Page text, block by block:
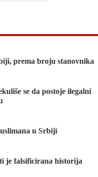
prema broju stanovnika
se da postoje ilegalni
u Srbiji
je falsificirana historija